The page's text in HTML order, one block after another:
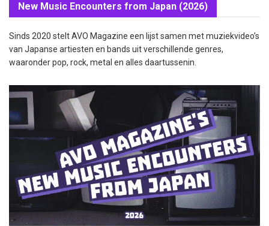
New Music Encounters from Japan (2026)
Sinds 2020 stelt AVO Magazine een lijst samen met muziekvideo’s
van Japanse artiesten en bands uit verschillende genres,
waaronder pop, rock, metal en alles daartussenin.